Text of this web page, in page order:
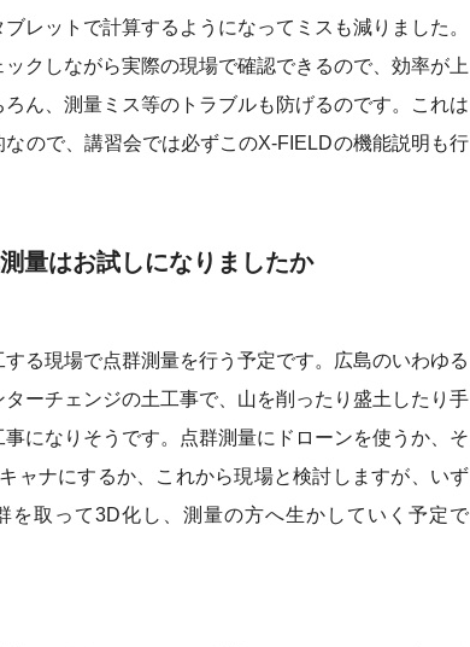
レットで計算するようになってミスも減りました。
ックしながら実際の現場で確認できるので、効率が上
ろん、測量ミス等のトラブルも防げるのです。これは
なので、講習会では必ずこのX-FIELDの機能説明も行
量はお試しになりましたか
する現場で点群測量を行う予定です。広島のいわゆる
ターチェンジの土工事で、山を削ったり盛土したり手
事になりそうです。点群測量にドローンを使うか、そ
ャナにするか、これから現場と検討しますが、いず
を取って3D化し、測量の方へ生かしていく予定で